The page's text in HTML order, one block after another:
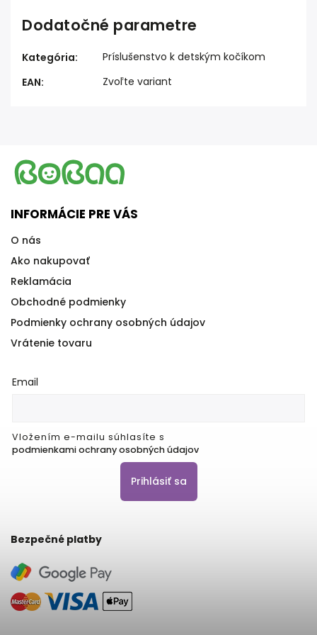
Dodatočné parametre
Kategória:
Príslušenstvo k detským kočíkom
EAN: Zvoľte variant
INFORMÁCIE PRE VÁS
O nás
Ako nakupovať
Reklamácia
Obchodné podmienky
Podmienky ochrany osobných údajov
Vrátenie tovaru
Email
Vložením e-mailu súhlasíte s
podmienkami ochrany osobných údajov
Prihlásiť sa
Bezpečné platby